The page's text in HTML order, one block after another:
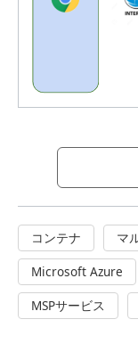
コンテナ マ
Microsoft Azure
MSPサービス